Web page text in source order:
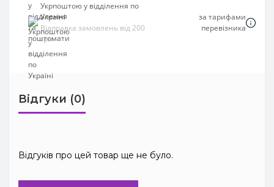
Укрпоштою у відділення по
Україні
Відправка замовлень від 200
грн
за тарифами
перевізника
Відгуки (0)
Відгуків про цей товар ще не було.